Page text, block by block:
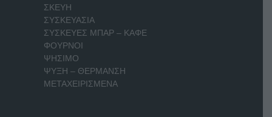
ΣΚΕΥΗ
ΣΥΣΚΕΥΑΣΙΑ
ΣΥΣΚΕΥΕΣ ΜΠΑΡ – ΚΑΦΕ
ΦΟΥΡΝΟΙ
ΨΗΣΙΜΟ
ΨΥΞΗ – ΘΕΡΜΑΝΣΗ
ΜΕΤΑΧΕΙΡΙΣΜΕΝΑ